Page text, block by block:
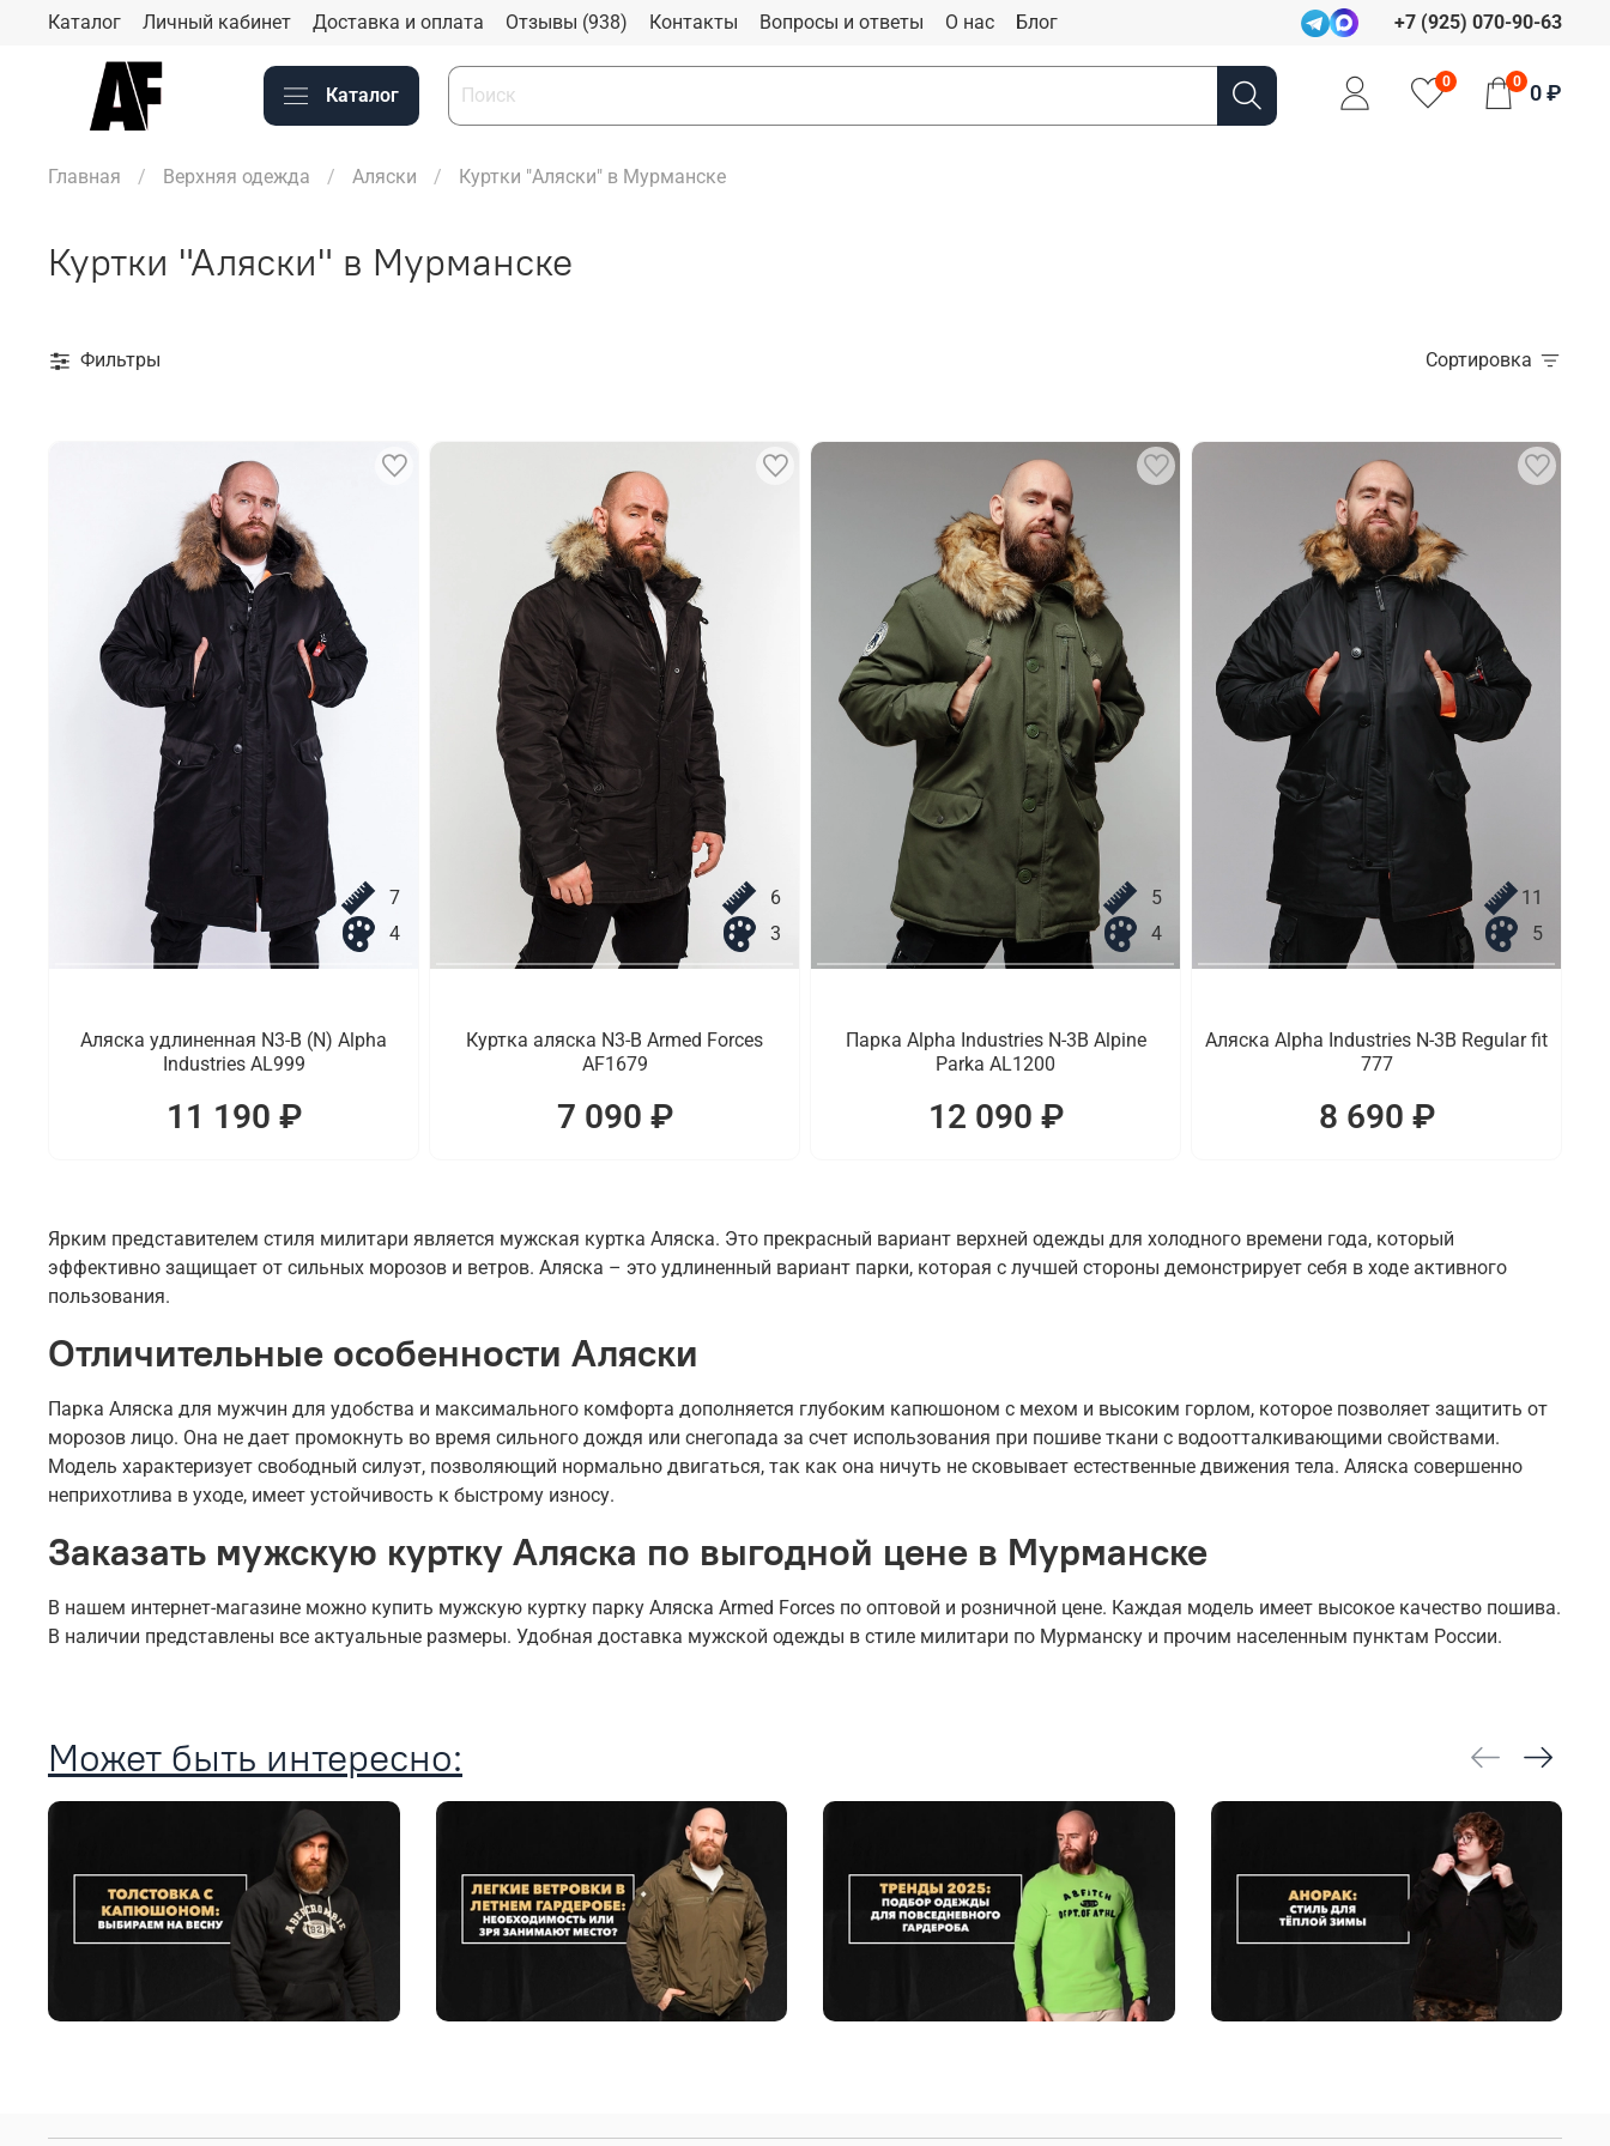
Каталог Личный кабинет Доставка и оплата Отзывы (938) Контакты Вопросы и ответы О нас Блог +7 (925) 070-90-63
Каталог
0 0 0 ₽
Главная Верхняя одежда Аляски Куртки "Аляски" в Мурманске
Куртки "Аляски" в Мурманске
Фильтры Сортировка
7
4
Аляска удлиненная N3-B (N) Alpha
Industries AL999
11 190 ₽
6
3
Куртка аляска N3-B Armed Forces
AF1679
7 090 ₽
5
4
Парка Alpha Industries N-3B Alpine
Parka AL1200
12 090 ₽
11
5
Аляска Alpha Industries N-3B Regular fit
777
8 690 ₽
Ярким представителем стиля милитари является мужская куртка Аляска. Это прекрасный вариант верхней одежды для холодного времени года, который
эффективно защищает от сильных морозов и ветров. Аляска – это удлиненный вариант парки, которая с лучшей стороны демонстрирует себя в ходе активного
пользования.
Отличительные особенности Аляски
Парка Аляска для мужчин для удобства и максимального комфорта дополняется глубоким капюшоном с мехом и высоким горлом, которое позволяет защитить от
морозов лицо. Она не дает промокнуть во время сильного дождя или снегопада за счет использования при пошиве ткани с водоотталкивающими свойствами.
Модель характеризует свободный силуэт, позволяющий нормально двигаться, так как она ничуть не сковывает естественные движения тела. Аляска совершенно
неприхотлива в уходе, имеет устойчивость к быстрому износу.
Заказать мужскую куртку Аляска по выгодной цене в Мурманске
В нашем интернет-магазине можно купить мужскую куртку парку Аляска Armed Forces по оптовой и розничной цене. Каждая модель имеет высокое качество пошива.
В наличии представлены все актуальные размеры. Удобная доставка мужской одежды в стиле милитари по Мурманску и прочим населенным пунктам России.
Может быть интересно: